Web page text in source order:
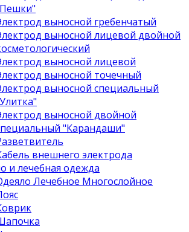
выносной гребенчатый
выносной лицевой двойной
выносной лицевой
выносной точечный
выносной специальный
выносной двойной
"Карандаши"
внешнего электрода
и лечебная одежда
Лечебное Многослойное